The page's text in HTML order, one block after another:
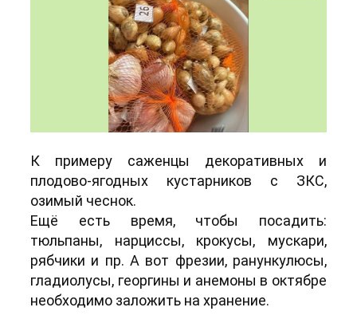
К примеру саженцы декоративных и
плодово-ягодных кустарников с ЗКС,
озимый чеснок.
Ещё есть время, чтобы посадить:
тюльпаны, нарциссы, крокусы, мускари,
рябчики и пр. А вот фрезии, ранункулюсы,
гладиолусы, георгины и анемоны в октябре
необходимо заложить на хранение.